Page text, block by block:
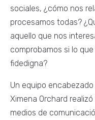
sociales, ¿cómo nos
procesamos todas?
aquello que nos
comprobamos si lo
fidedigna?
Un equipo
Ximena Orchard
medios de